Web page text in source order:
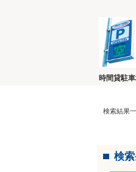
時間貸駐
検索結果
検